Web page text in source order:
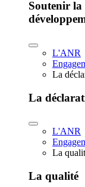
Soutenir la
L'ANR
La
La
L'ANR
La
La qualité